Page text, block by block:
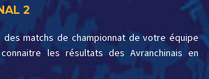
2
des matchs de championnat de votre équipe
les résultats des Avranchinais en